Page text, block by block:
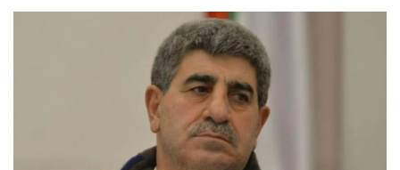
Digital solutions by